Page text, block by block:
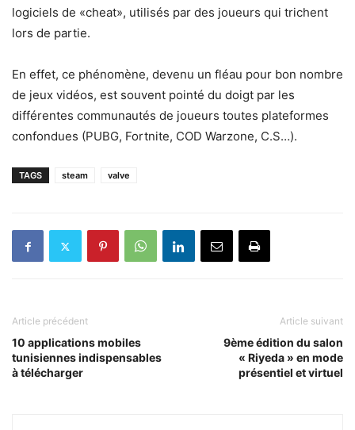
logiciels de «cheat», utilisés par des joueurs qui trichent
lors de partie.
En effet, ce phénomène, devenu un fléau pour bon nombre
de jeux vidéos, est souvent pointé du doigt par les
différentes communautés de joueurs toutes plateformes
confondues (PUBG, Fortnite, COD Warzone, C.S…).
TAGS steam valve
Article précédent
10 applications mobiles
tunisiennes indispensables
à télécharger
Article suivant
9ème édition du salon
« Riyeda » en mode
présentiel et virtuel